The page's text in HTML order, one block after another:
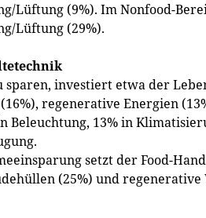
Lüftung (9%). Im Nonfood-
Lüftung (29%).
sparen, investiert etwa der
regenerative Energien
Beleuchtung, 13% in
setzt der Food-
(25%) und